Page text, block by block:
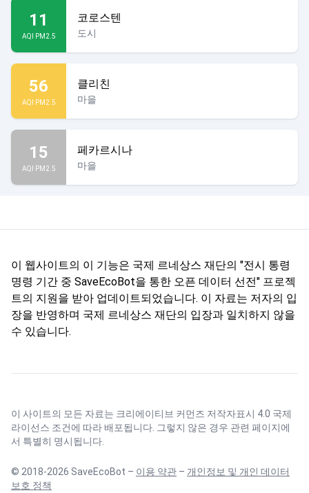
11
AQI PM2.5
코로스텐
도시
56
AQI PM2.5
클리친
마을
15
AQI PM2.5
페카르시나
마을
이 웹사이트의 이 기능은 국제 르네상스 재단의 "전시 통령
명령 기간 중 SaveEcoBot을 통한 오픈 데이터 선전" 프로젝
트의 지원을 받아 업데이트되었습니다. 이 자료는 저자의 입
장을 반영하며 국제 르네상스 재단의 입장과 일치하지 않을
수 있습니다.
이 사이트의 모든 자료는 크리에이티브 커먼즈 저작자표시 4.0 국제
라이선스 조건에 따라 배포됩니다. 그렇지 않은 경우 관련 페이지에
서 특별히 명시됩니다.
© 2018-2026 SaveEcoBot – 이용 약관 – 개인정보 및 개인 데이터
보호 정책